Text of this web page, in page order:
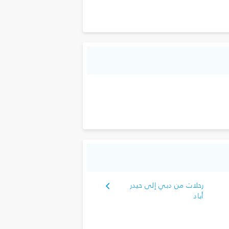
رحلات من دبي إلى حيدر
أباد